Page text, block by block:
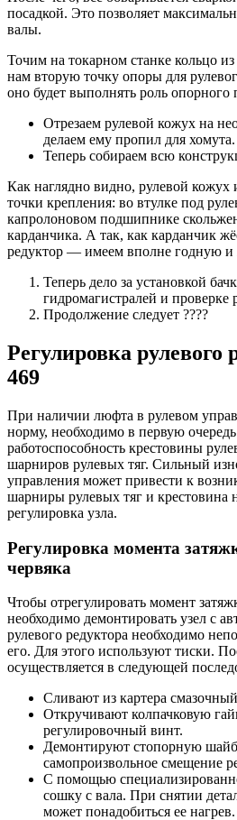
посадкой. Это позволяет
валы.
Точим на токарном станке кольцо
нам вторую точку опоры для
оно будет выполнять роль
Отрезаем рулевой кожух на
делаем ему пропил для хомута.
Теперь собираем всю
Как наглядно видно, рулевой кожух
точки крепления: во втулке под
капролоновом подшипнике
карданчика. А так, как карданчик
редуктор — имеем вполне годную
Теперь дело за установкой
гидромагистралей и проверке
Продолжение следует ????
Регулировка рулевого
469
При наличии люфта в рулевом
норму, необходимо в первую
работоспособность крестовины
шарниров рулевых тяг. Сильный
управления может привести к
шарниры рулевых тяг и крестовина
регулировка узла.
Регулировка момента
червяка
Чтобы отрегулировать момент
необходимо демонтировать узел с
рулевого редуктора необходимо
его. Для этого используют тиски.
осуществляется в следующей
Сливают из картера
Откручивают колпачковую
регулировочный винт.
Демонтируют стопорную
самопроизвольное смещение
С помощью
сошку с вала. При снятии
может понадобиться ее нагрев.